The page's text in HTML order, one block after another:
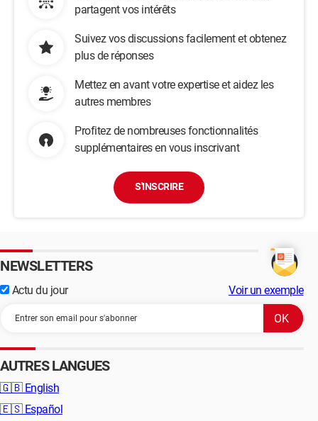
partagent vos intérêts
Suivez vos discussions facilement et obtenez
plus de réponses
Mettez en avant votre expertise et aidez les
autres membres
Profitez de nombreuses fonctionnalités
supplémentaires en vous inscrivant
S'INSCRIRE
NEWSLETTERS
Actu du jour Voir un exemple
AUTRES LANGUES
🇬🇧 English
🇪🇸 Español